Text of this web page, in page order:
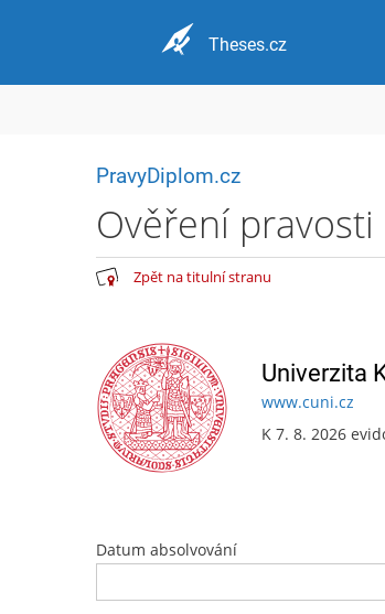
Theses.cz
PravyDiplom.cz
Ověření
Zpět na titulní stranu
Univerzita
www.cuni.cz
K 7. 8. 2026
Datum absolvování